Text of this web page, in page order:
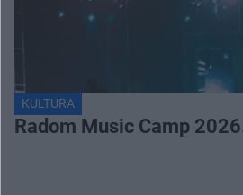
KULTURA
Radom Music Camp